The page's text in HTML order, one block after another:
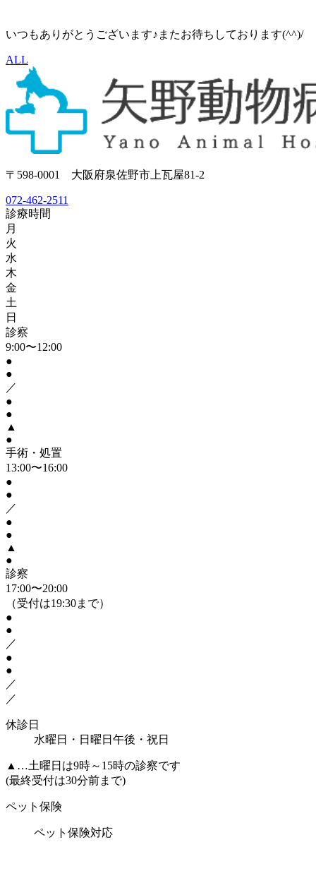
いつもありがとうございます♪またお待ちしております(^^)/
ALL
〒598-0001 大阪府泉佐野市上瓦屋81-2
072-462-2511
診療時間
月
火
水
木
金
土
日
診察
9:00〜12:00
●
●
／
●
●
▲
●
手術・処置
13:00〜16:00
●
●
／
●
●
▲
●
診察
17:00〜20:00
（受付は19:30まで）
●
●
／
●
●
／
／
休診日
水曜日・日曜日午後・祝日
▲ …土曜日は9時～15時の診察です
(最終受付は30分前まで)
ペット保険
ペット保険対応